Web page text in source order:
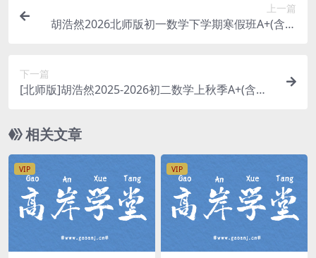
上一篇
胡浩然2026北师版初一数学下学期寒假班A+(含电
下一篇
[北师版]胡浩然2025-2026初二数学上秋季A+(含讲
相关文章
VIP VIP